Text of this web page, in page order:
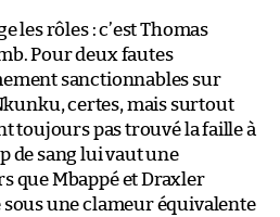
les rôles : c’est Thomas
Pour deux fautes
sanctionnables sur
certes, mais surtout
toujours pas trouvé la faille à
de sang lui vaut une
que Mbappé et Draxler
une clameur équivalente